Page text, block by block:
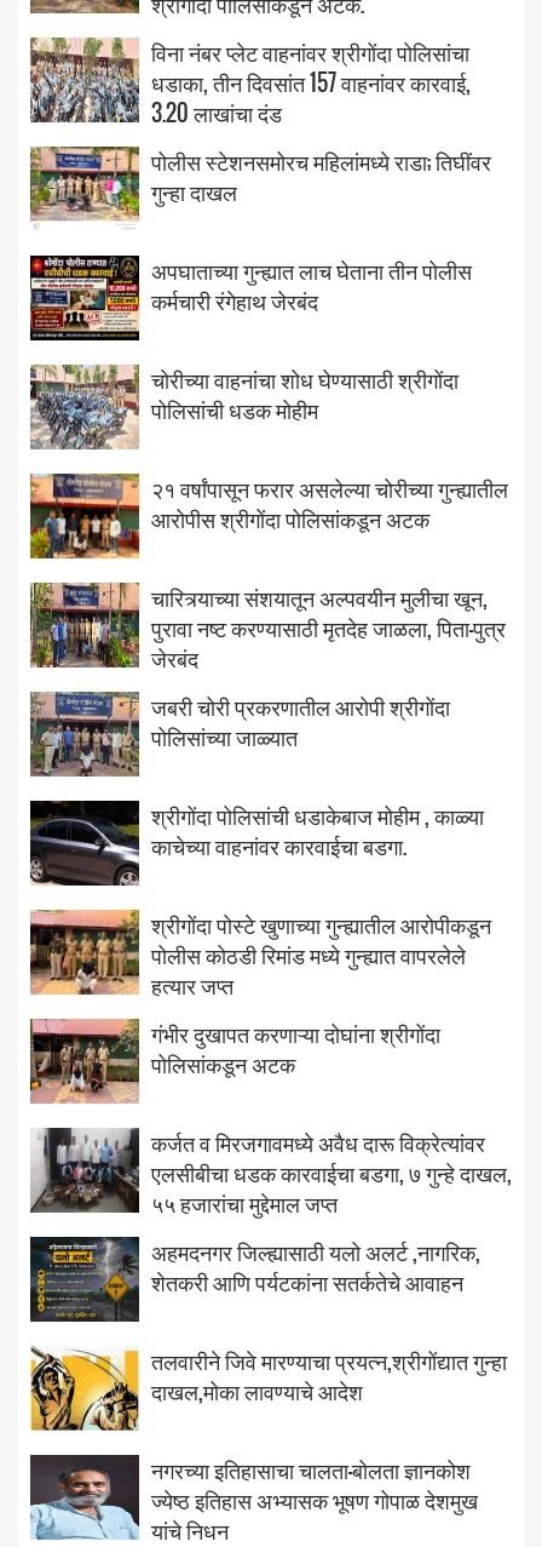
विना नंबर प्लेट वाहनांवर श्रीगोंदा पोलिसांचा
धडाका, तीन दिवसांत 157 वाहनांवर कारवाई,
3.20 लाखांचा दंड
पोलीस स्टेशनसमोरच महिलांमध्ये राडा; तिघींवर
गुन्हा दाखल
अपघाताच्या गुन्ह्यात लाच घेताना तीन पोलीस
कर्मचारी रंगेहाथ जेरबंद
चोरीच्या वाहनांचा शोध घेण्यासाठी श्रीगोंदा
पोलिसांची धडक मोहीम
२१ वर्षांपासून फरार असलेल्या चोरीच्या गुन्ह्यातील
आरोपीस श्रीगोंदा पोलिसांकडून अटक
चारित्र्याच्या संशयातून अल्पवयीन मुलीचा खून,
पुरावा नष्ट करण्यासाठी मृतदेह जाळला, पिता-पुत्र
जेरबंद
जबरी चोरी प्रकरणातील आरोपी श्रीगोंदा
पोलिसांच्या जाळ्यात
श्रीगोंदा पोलिसांची धडाकेबाज मोहीम , काळ्या
काचेच्या वाहनांवर कारवाईचा बडगा.
श्रीगोंदा पोस्टे खुणाच्या गुन्ह्यातील आरोपीकडून
पोलीस कोठडी रिमांड मध्ये गुन्ह्यात वापरलेले
हत्यार जप्त
गंभीर दुखापत करणाऱ्या दोघांना श्रीगोंदा
पोलिसांकडून अटक
कर्जत व मिरजगावमध्ये अवैध दारू विक्रेत्यांवर
एलसीबीचा धडक कारवाईचा बडगा, ७ गुन्हे दाखल,
५५ हजारांचा मुद्देमाल जप्त
अहमदनगर जिल्ह्यासाठी यलो अलर्ट ,नागरिक,
शेतकरी आणि पर्यटकांना सतर्कतेचे आवाहन
तलवारीने जिवे मारण्याचा प्रयत्न,श्रीगोंद्यात गुन्हा
दाखल,मोका लावण्याचे आदेश
नगरच्या इतिहासाचा चालता-बोलता ज्ञानकोश
ज्येष्ठ इतिहास अभ्यासक भूषण गोपाळ देशमुख
यांचे निधन